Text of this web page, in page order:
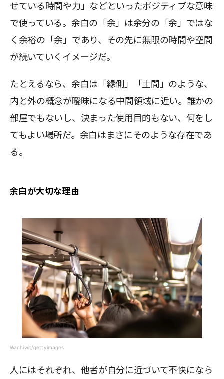
せている時間や力」などといったポジティブな意味
で使っている。余白の「余」は余分の「余」ではな
く余裕の「余」であり、その先に無限の時間や空間
が続いていくイメージだ。
たとえるなら、余白は「縁側」「土間」のような、
内と外の概念が曖昧になる中間領域に近い。誰かの
部屋でもないし、決まった使用目的もない、何をし
てもよい場所だ。余白はまさにそのような存在であ
る。
余白が大切な理由
Wachiwit/gettyimages
人にはそれぞれ、他者が自分に近づいて不快になら